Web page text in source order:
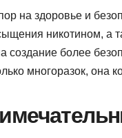
на здоровье и
никотином, а
создание более
многоразок, она